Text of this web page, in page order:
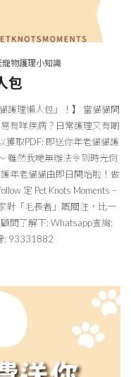
寵物護理小知識
包
護理懶人包」！】 當貓貓開
有咩疾病？日常護理又有啲
獲取PDF: 即送你年老貓貓護
雖然我哋無辦法令到時光倒
年老貓貓由即日開始啦！做
定 Pet Knots Moments –
對「毛長者」嘅關注，比一
問了解下: Whatsapp查詢:
: 93331882